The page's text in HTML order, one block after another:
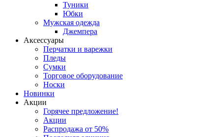
Туники
Юбки
Мужская одежда
Джемпера
Аксессуары
Перчатки и варежки
Пледы
Сумки
Торговое оборудование
Носки
Новинки
Акции
Горячее предложение!
Акции
Распродажа от 50%